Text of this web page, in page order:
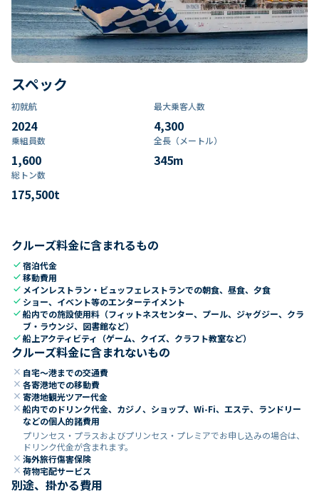
スペック
初就航
2024
最大乗客人数
4,300
乗組員数​
1,600
全長（メートル）
345m
総トン数​
175,500t
クルーズ料金に含まれるもの
check宿泊代金
check移動費用
check メインレストラン・ビュッフェレストランでの朝食、昼食、夕食
check ショー、イベント等のエンターテイメント
check船内での施設使用料（フィットネスセンター、プール、ジャグジー、クラ
ブ・ラウンジ、図書館など）
check船上アクティビティ（ゲーム、クイズ、クラフト教室など）
クルーズ料金に含まれないもの
close 自宅～港までの交通費
close 各寄港地での移動費
close 寄港地観光ツアー代金
close 船内でのドリンク代金、カジノ、ショップ、Wi-Fi、エステ、ランドリー
などの個人的諸費用
プリンセス・プラスおよびプリンセス・プレミアでお申し込みの場合は、
ドリンク代金が含まれます。
close 海外旅行傷害保険
close 荷物宅配サービス
別途、掛かる費用